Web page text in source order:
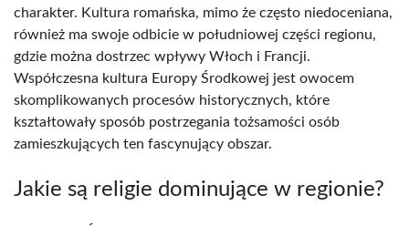
charakter. Kultura romańska, mimo że często niedoceniana,
również ma swoje odbicie w południowej części regionu,
gdzie można dostrzec wpływy Włoch i Francji.
Współczesna kultura Europy Środkowej jest owocem
skomplikowanych procesów historycznych, które
kształtowały sposób postrzegania tożsamości osób
zamieszkujących ten fascynujący obszar.
Jakie są religie dominujące w regionie?